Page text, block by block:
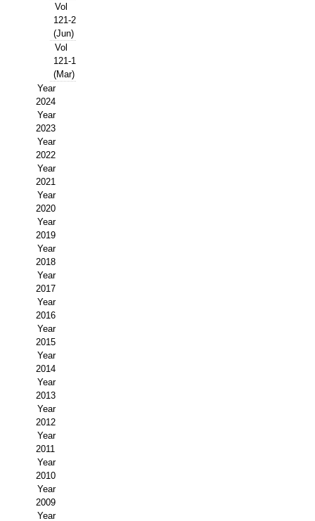
Web AIDA 2.0
REVISTA ITEA
Presentación ITEA
Equipo Editorial
Leer revista ITEA
Directrices para autores/as
Políticas Editoriales
Propuesta Volumen Especial
Sello Calidad FECYT
Premio Prensa Agraria
Buscador de Artículos
JORNADAS AIDA
Presentación Jornadas
Comunicaciones
Jornadas PAM 2026
Premio Jóvenes Investigadores
Buscador de Comunicaciones
Vol
121-2
(Jun)
Vol
121-1
(Mar)
Year
2024
Year
2023
Year
2022
Year
2021
Year
2020
Year
2019
Year
2018
Year
2017
Year
2016
Year
2015
Year
2014
Year
2013
Year
2012
Year
2011
Year
2010
Year
2009
Year